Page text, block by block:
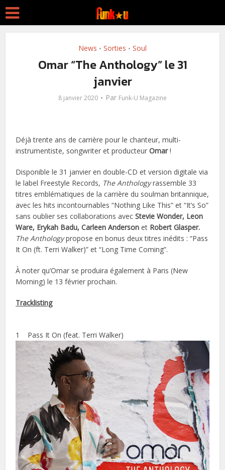
News • Sorties • Soul
Omar “The Anthology” le 31
janvier
8 janvier 2020 Par Funk-U Magazine
Déjà trente ans de carrière pour le chanteur, multi-
instrumentiste, songwriter et producteurOmar!
Disponible le 31 janvier en double-CD et version digitale via
le label Freestyle Records, The Anthologyrassemble 33
titres emblématiques de la carrière du soulman britannique,
avec les hits incontournables “Nothing Like This” et “It’s So”
sans oublier ses collaborations avecStevie Wonder, Leon
Ware, Erykah Badu, Carleen Anderson et Robert Glasper.
The Anthologypropose en bonus deux titres inédits : “Pass
It On (ft. Terri Walker)” et “Long Time Coming”.
À noter qu’Omar se produira également à Paris (New
Morning) le 13 février prochain.
Tracklisting
1 Pass It On (feat. Terri Walker)